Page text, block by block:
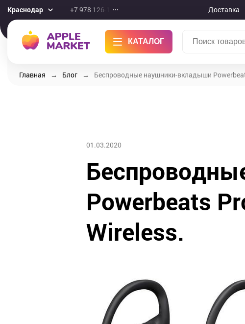
Краснодар +7 978 126-10-46 Доставка
КАТАЛОГ
Главная Блог Беспроводные наушники-вкладыши
01.03.2020
Powerbeats
Wireless.